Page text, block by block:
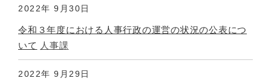
2022年 9月30日
令和３年度における人事行政の運営の状況の公表につ
いて 人事課
2022年 9月29日